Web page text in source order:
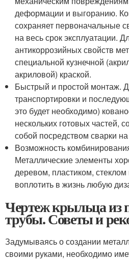
деформации и выгоранию.
сохраняет первоначальные
на весь срок эксплуатации.
антикоррозийных свойств
специальной кузнечной
акриловой) краской.
Быстрый и простой монтаж.
транспортировки и
это будет необходимо)
нескольких готовых частей,
собой посредством сварки
Возможность
Металлические элементы
деревом, пластиком,
воплотить в жизнь любую
Чертеж крыльца из
трубы. Советы и
Задумываясь о создании
своими руками, необходимо